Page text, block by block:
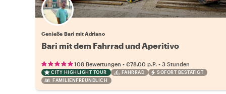
Genieße Bari mit Adriano
Bari mit dem Fahrrad und Aperitivo
108 Bewertungen • €78.00 p.P. • 3 Stunden
CITY HIGHLIGHT TOUR FAHRRAD
SOFORT BESTÄTIGT
FAMILIENFREUNDLICH